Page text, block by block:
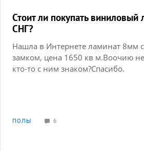
мм.Перекрытия и покрытия –
бетонные толщиной 200 мм, бетон
узнать, если кто то сталкивался
домов, как лучше и чем
звукоизоляцию. В идеале
Стоит ли покупать виниловый
СНГ?
Нашла в Интернете ламинат 8мм
замком, цена 1650 кв м.Воочию
кто-то с ним знаком?Спасибо.
ПОЛЫ 6